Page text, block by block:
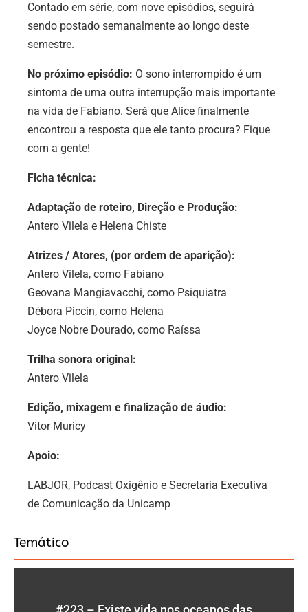
Contado em série, com nove episódios, seguirá
sendo postado semanalmente ao longo deste
semestre.
No próximo episódio: O sono interrompido é um
sintoma de uma outra interrupção mais importante
na vida de Fabiano. Será que Alice finalmente
encontrou a resposta que ele tanto procura? Fique
com a gente!
Ficha técnica:
Adaptação de roteiro, Direção e Produção:
Antero Vilela e Helena Chiste
Atrizes / Atores, (por ordem de aparição):
Antero Vilela, como Fabiano
Geovana Mangiavacchi, como Psiquiatra
Débora Piccin, como Helena
Joyce Nobre Dourado, como Raíssa
Trilha sonora original:
Antero Vilela
Edição, mixagem e finalização de áudio:
Vitor Muricy
Apoio:
LABJOR, Podcast Oxigênio e Secretaria Executiva
de Comunicação da Unicamp
Temático